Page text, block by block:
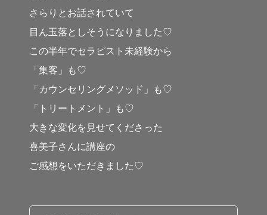
さらりとお話されていて
目ん玉落としそうになりました♡
この半年でセラピスト未経験から
「集客」も♡
「カウンセリングメソッド」も♡
「トリートメント」も♡
大きな変化を見せてくださった
喜美子さんに講座の
ご感想をいただきました♡